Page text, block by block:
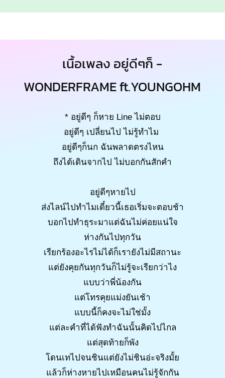
เนื้อเพลง อยู่ดีๆก็ -
WONDERFRAME ft.YOUNGOHM
* อยู่ดีๆ ก็หาย Line ไม่ตอบ
อยู่ดีๆ เปลี่ยนไป ไม่รู้ทำไม
อยู่ดีๆก็นก ฉันพลาดตรงไหน
ถึงได้เดินจากไป ไม่บอกกันสักคำ
อยู่ดีๆหายไป
ส่งไลน์ไปทำไมเดี๋ยวนี้เธอเริ่มจะตอบช้า
บอกไปทำธุระมาแต่ฉันไม่ค่อยแน่ใจ
ห่างกันไปทุกวัน
เรียกร้องอะไรไม่ได้ก็เรายังไม่มีสถานะ
แต่ยังคุยกันทุกวันก็ไม่รู้จะเรียกว่าไง
แบบว่าพี่น้องกัน
แต่โทรคุยแม่งยันเช้า
แบบนี้ก็คงจะไม่ใช่มั้ง
แต่ละคำที่ได้ฟังทำฉันนั้นคิดไปไกล
แต่สุดท้ายก็พัง
โดนเทไปจนชินแต่ยังไม่ชินอ่ะจริงมั้ย
แล้วก็ห่างหายไปเหมือนคนไม่รู้จักกัน